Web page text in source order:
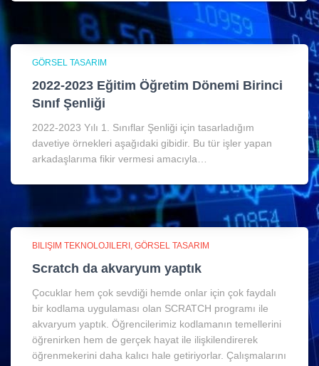
GÖRSEL TASARIM
2022-2023 Eğitim Öğretim Dönemi Birinci
Sınıf Şenliği
2022-2023 Yılı 1. Sınıflar Şenliği için tasarladığım
davetiye örnekleri aşağıdaki gibidir. Bu tür işler yapan
arkadaşlarıma fikir vermesi amacıyla…
BILIŞIM TEKNOLOJILERI GÖRSEL TASARIM
Scratch da akvaryum yaptık
Çocuklar hem çok sevdiği hemde onlar için çok faydalı
bir kodlama uygulaması olan SCRATCH programı ile
akvaryum yaptık. Öğrencilerimiz kodlamanın temellerini
öğrenirken hem de gerçek hayat ile ilişkilendirerek
öğrenmekerini daha kalıcı hale getiriyorlar. Çalışmalarını